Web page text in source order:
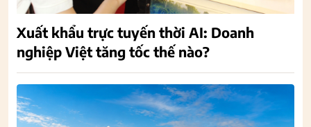
Xuất khẩu trực tuyến thời AI: Doanh
nghiệp Việt tăng tốc thế nào?